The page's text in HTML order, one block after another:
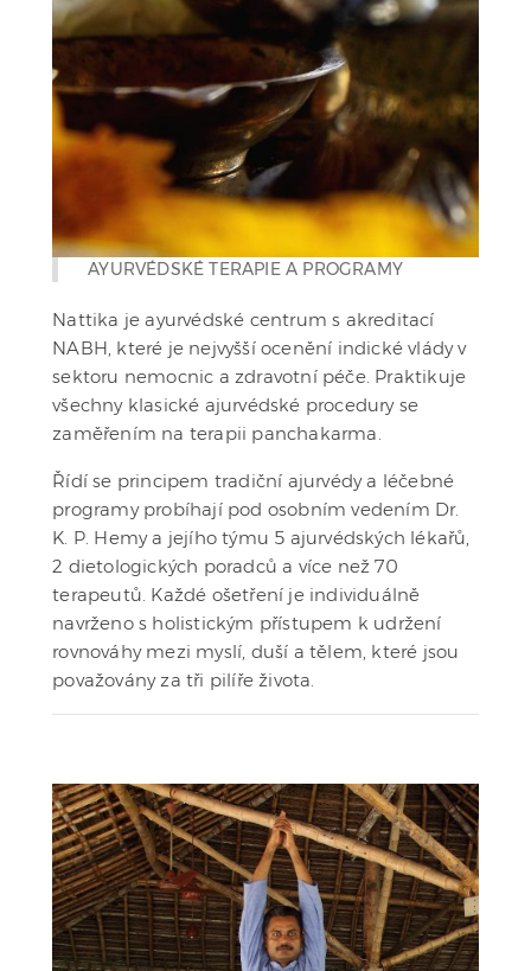
AYURVÉDSKÉ TERAPIE A PROGRAMY
Nattika je ayurvédské centrum s akreditací
NABH, které je nejvyšší ocenění indické vlády v
sektoru nemocnic a zdravotní péče. Praktikuje
všechny klasické ajurvédské procedury se
zaměřením na terapii panchakarma.
Řídí se principem tradiční ajurvédy a léčebné
programy probíhají pod osobním vedením Dr.
K. P. Hemy a jejího týmu 5 ajurvédských lékařů,
2 dietologických poradců a více než 70
terapeutů. Každé ošetření je individuálně
navrženo s holistickým přístupem k udržení
rovnováhy mezi myslí, duší a tělem, které jsou
považovány za tři pilíře života.